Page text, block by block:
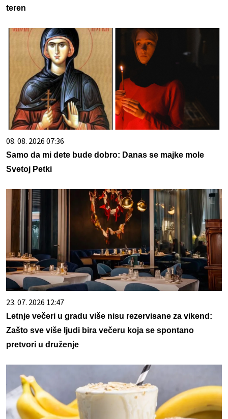
teren
08. 08. 2026 07:36
Samo da mi dete bude dobro: Danas se majke mole
Svetoj Petki
23. 07. 2026 12:47
Letnje večeri u gradu više nisu rezervisane za vikend:
Zašto sve više ljudi bira večeru koja se spontano
pretvori u druženje